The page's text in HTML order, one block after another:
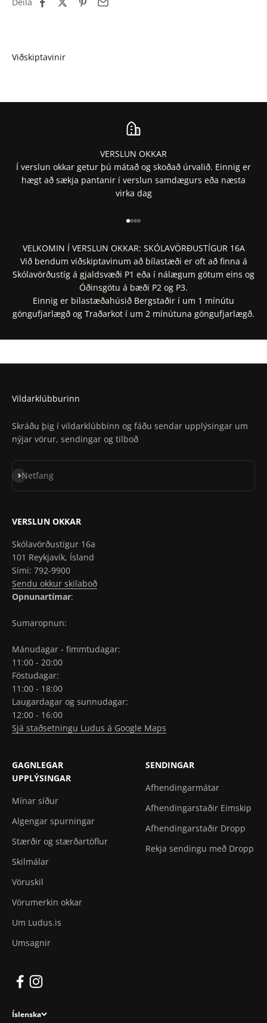
VERSLUN OKKAR
Í verslun okkar getur þú mátað og skoðað úrvalið. Einnig er
hægt að sækja pantanir í verslun samdægurs eða næsta
virka dag
Fara í 1
Fara í 2
Fara í 3
Fara í 4
VELKOMIN Í VERSLUN OKKAR: SKÓLAVÖRÐUSTÍGUR 16A
Við bendum viðskiptavinum að bílastæði er oft að finna á
Skólavörðustíg á gjaldsvæði P1 eða í nálægum götum eins og
Óðinsgötu á bæði P2 og P3.
Einnig er bílastæðahúsið Bergstaðir í um 1 mínútu
göngufjarlægð og Traðarkot í um 2 mínútuna göngufjarlægð.
Staðsetning í Google Maps
Staðsetning í Apple Maps
Vildarklúbburinn
Skráðu þig í vildarklúbbinn og fáðu sendar upplýsingar um
nýjar vörur, sendingar og tilboð
Netfang
Skrá á póstlista
VERSLUN OKKAR
Skólavörðustígur 16a
101 Reykjavík, Ísland
Sími: 792-9900
Sendu okkur skilaboð
Opnunartímar:
Sumaropnun:
Mánudagar - fimmtudagar:
11:00 - 20:00
Föstudagar:
11:00 - 18:00
Laugardagar og sunnudagar:
12:00 - 16:00
Sjá staðsetningu Ludus á Google Maps
GAGNLEGAR
UPPLÝSINGAR
Mínar síður
Algengar spurningar
Stærðir og stærðartöflur
Skilmálar
Vöruskil
Vörumerkin okkar
Um Ludus.is
Umsagnir
SENDINGAR
Afhendingarmátar
Afhendingarstaðir Eimskip
Afhendingarstaðir Dropp
Rekja sendingu með Dropp
Íslenska